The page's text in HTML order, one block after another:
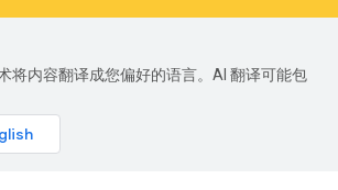
将内容翻译成您偏好的语言。AI 翻译可能包